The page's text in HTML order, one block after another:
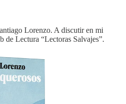
Lorenzo. A discutir en mi
de Lectura “Lectoras Salvajes”.